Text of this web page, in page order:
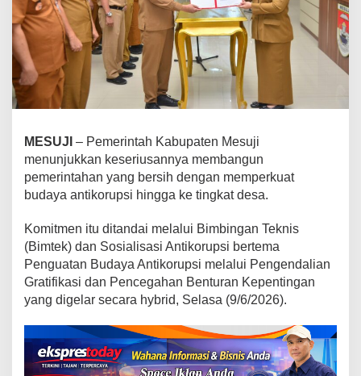
I
n
t
e
i
a
B
u
k
n
S
l
o
g
n
,
A
MESUJI – Pemerintah Kabupaten Mesuji
menunjukkan keseriusannya membangun
pemerintahan yang bersih dengan memperkuat
budaya antikorupsi hingga ke tingkat desa.
Komitmen itu ditandai melalui Bimbingan Teknis
(Bimtek) dan Sosialisasi Antikorupsi bertema
Penguatan Budaya Antikorupsi melalui Pengendalian
Gratifikasi dan Pencegahan Benturan Kepentingan
yang digelar secara hybrid, Selasa (9/6/2026).